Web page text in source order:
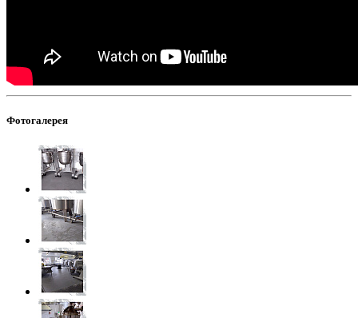
Фотогалерея